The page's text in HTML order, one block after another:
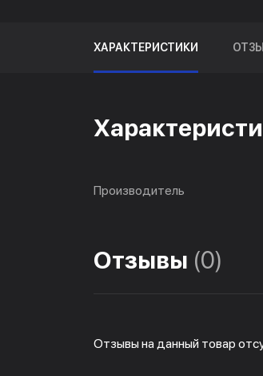
ХАРАКТЕРИСТИКИ
Производитель
Отзывы (0)
Отзывы на данный товар